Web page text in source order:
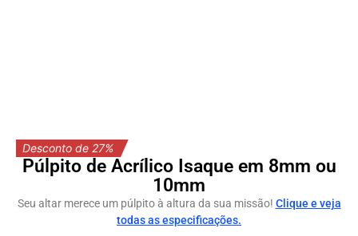
Desconto de 27%
Púlpito de Acrílico Isaque em 8mm ou
10mm
Seu altar merece um púlpito à altura da sua missão! Clique e veja
todas as especificações.